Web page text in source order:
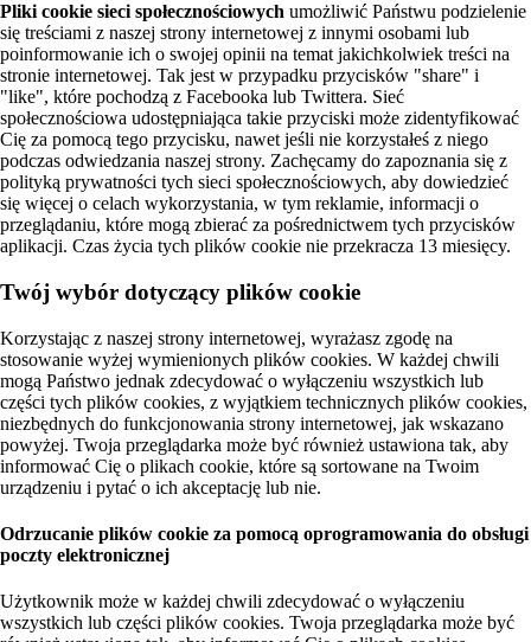
Pliki cookie sieci społecznościowych umożliwić Państwu podzielenie
się treściami z naszej strony internetowej z innymi osobami lub
poinformowanie ich o swojej opinii na temat jakichkolwiek treści na
stronie internetowej. Tak jest w przypadku przycisków "share" i
"like", które pochodzą z Facebooka lub Twittera. Sieć
społecznościowa udostępniająca takie przyciski może zidentyfikować
Cię za pomocą tego przycisku, nawet jeśli nie korzystałeś z niego
podczas odwiedzania naszej strony. Zachęcamy do zapoznania się z
polityką prywatności tych sieci społecznościowych, aby dowiedzieć
się więcej o celach wykorzystania, w tym reklamie, informacji o
przeglądaniu, które mogą zbierać za pośrednictwem tych przycisków
aplikacji. Czas życia tych plików cookie nie przekracza 13 miesięcy.
Twój wybór dotyczący plików cookie
Korzystając z naszej strony internetowej, wyrażasz zgodę na
stosowanie wyżej wymienionych plików cookies. W każdej chwili
mogą Państwo jednak zdecydować o wyłączeniu wszystkich lub
części tych plików cookies, z wyjątkiem technicznych plików cookies,
niezbędnych do funkcjonowania strony internetowej, jak wskazano
powyżej. Twoja przeglądarka może być również ustawiona tak, aby
informować Cię o plikach cookie, które są sortowane na Twoim
urządzeniu i pytać o ich akceptację lub nie.
Odrzucanie plików cookie za pomocą oprogramowania do obsługi
poczty elektronicznej
Użytkownik może w każdej chwili zdecydować o wyłączeniu
wszystkich lub części plików cookies. Twoja przeglądarka może być